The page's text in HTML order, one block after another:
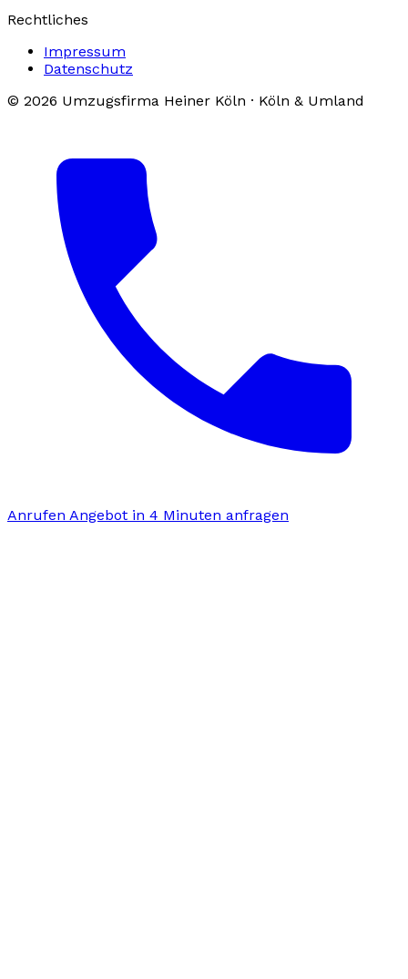
Rechtliches
Impressum
Datenschutz
© 2026 Umzugsfirma Heiner Köln · Köln & Umland
Anrufen Angebot in 4 Minuten anfragen